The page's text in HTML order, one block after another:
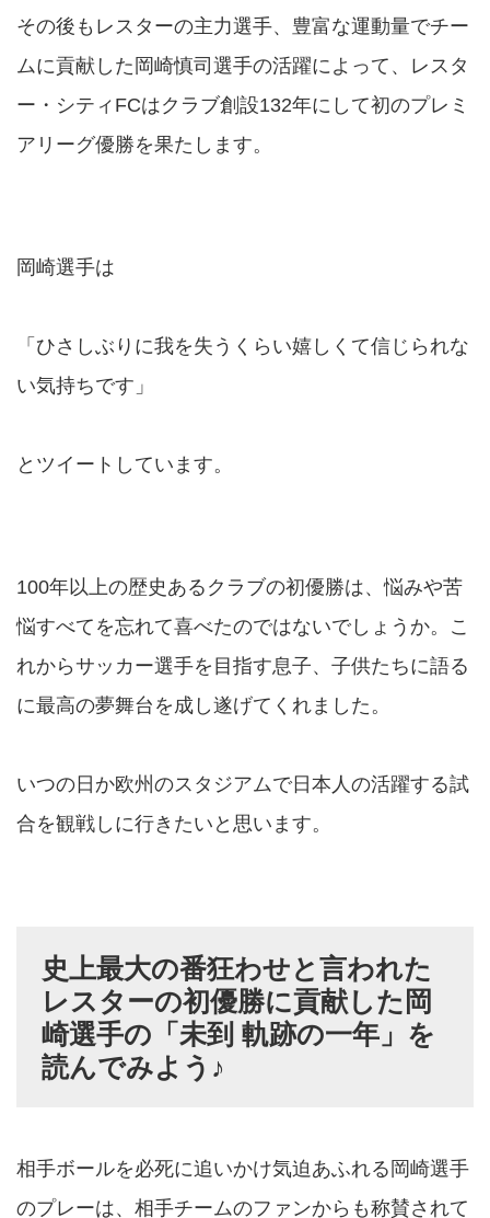
その後もレスターの主力選手、豊富な運動量でチー
ムに貢献した岡崎慎司選手の活躍によって、レスタ
ー・シティFCはクラブ創設132年にして初のプレミ
アリーグ優勝を果たします。
岡崎選手は
「ひさしぶりに我を失うくらい嬉しくて信じられな
い気持ちです」
とツイートしています。
100年以上の歴史あるクラブの初優勝は、悩みや苦
悩すべてを忘れて喜べたのではないでしょうか。こ
れからサッカー選手を目指す息子、子供たちに語る
に最高の夢舞台を成し遂げてくれました。
いつの日か欧州のスタジアムで日本人の活躍する試
合を観戦しに行きたいと思います。
史上最大の番狂わせと言われた
レスターの初優勝に貢献した岡
崎選手の「未到 軌跡の一年」を
読んでみよう♪
相手ボールを必死に追いかけ気迫あふれる岡崎選手
のプレーは、相手チームのファンからも称賛されて